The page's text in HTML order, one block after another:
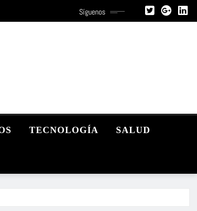
Síguenos
TECNOLOGÍA SALUD